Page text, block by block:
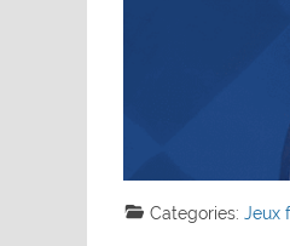
Categories: Jeux